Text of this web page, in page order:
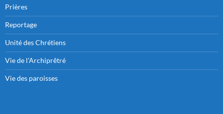
Prières
Reportage
Unité des Chrétiens
Vie de l'Archiprêtré
Vie des paroisses